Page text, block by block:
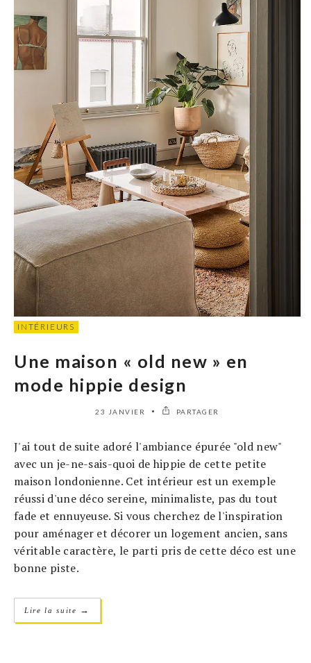
INTÉRIEURS
Une maison « old new » en
mode hippie design
23 JANVIER PARTAGER
J'ai tout de suite adoré l'ambiance épurée "old new"
avec un je-ne-sais-quoi de hippie de cette petite
maison londonienne. Cet intérieur est un exemple
réussi d'une déco sereine, minimaliste, pas du tout
fade et ennuyeuse. Si vous cherchez de l'inspiration
pour aménager et décorer un logement ancien, sans
véritable caractère, le parti pris de cette déco est une
bonne piste.
Lire la suite →